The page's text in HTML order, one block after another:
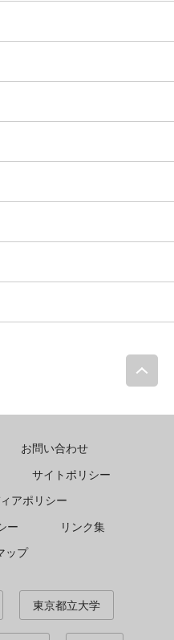
お問い合わせ
サイトポリシー
アポリシー
ー
リンク集
ップ
東京都立大学